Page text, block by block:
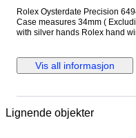
Rolex Oysterdate Precision 6494 Men's Watch!
Case measures 34mm ( Excluding Crown) Rolex
with silver hands Rolex hand winding movement Rolex signed
guaranteed to be genuine Rolex. Shipping by Fedex, DHL or
depending on destination We are not responsible for any customs delays
winning bidder decides to
Vis all informasjon
Lignende objekter